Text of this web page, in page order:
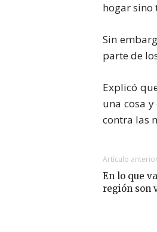
hogar sino
Sin
parte de
Explicó
una cosa
contra las
Artículo
En lo que
región son